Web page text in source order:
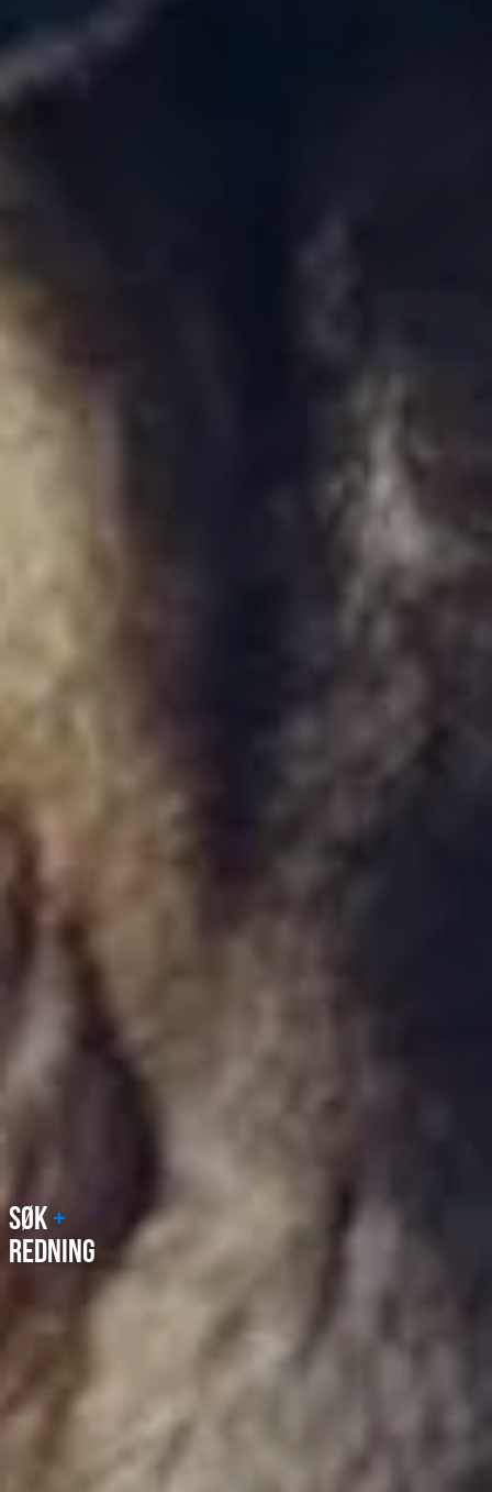
SØK+
REDNING